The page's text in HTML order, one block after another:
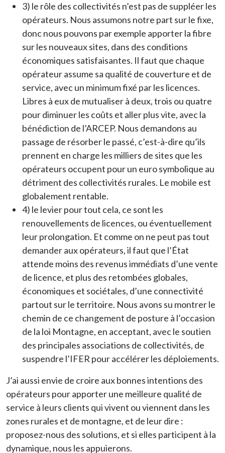
3) le rôle des collectivités n’est pas de suppléer les
opérateurs. Nous assumons notre part sur le fixe,
donc nous pouvons par exemple apporter la fibre
sur les nouveaux sites, dans des conditions
économiques satisfaisantes. Il faut que chaque
opérateur assume sa qualité de couverture et de
service, avec un minimum fixé par les licences.
Libres à eux de mutualiser à deux, trois ou quatre
pour diminuer les coûts et aller plus vite, avec la
bénédiction de l’ARCEP. Nous demandons au
passage de résorber le passé, c’est-à-dire qu’ils
prennent en charge les milliers de sites que les
opérateurs occupent pour un euro symbolique au
détriment des collectivités rurales. Le mobile est
globalement rentable.
4) le levier pour tout cela, ce sont les
renouvellements de licences, ou éventuellement
leur prolongation. Et comme on ne peut pas tout
demander aux opérateurs, il faut que l’État
attende moins des revenus immédiats d’une vente
de licence, et plus des retombées globales,
économiques et sociétales, d’une connectivité
partout sur le territoire. Nous avons su montrer le
chemin de ce changement de posture à l’occasion
de la loi Montagne, en acceptant, avec le soutien
des principales associations de collectivités, de
suspendre l’IFER pour accélérer les déploiements.
J’ai aussi envie de croire aux bonnes intentions des
opérateurs pour apporter une meilleure qualité de
service à leurs clients qui vivent ou viennent dans les
zones rurales et de montagne, et de leur dire :
proposez-nous des solutions, et si elles participent à la
dynamique, nous les appuierons.